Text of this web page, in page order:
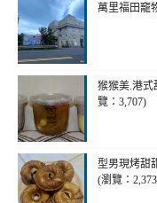
萬里福田竉
猴猴美.港式
覽：3,707)
型男現烤甜
(瀏覽：